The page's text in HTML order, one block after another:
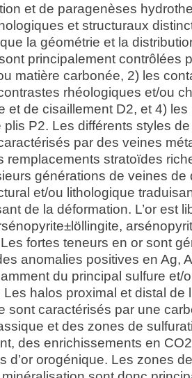
et de paragenèses
et structuraux
la géométrie et la
principalement contrôlées
matière carbonée, 2) les
rhéologiques et/ou
et de cisaillement D2, et 4)
plis P2. Les différents styles
par des veines
remplacements stratoïdes
générations de veines de
et/ou lithologique
de la déformation. L’or est
fortes teneurs en or sont
anomalies positives en Ag,
du principal sulfure et/
Les halos proximal et distal de
sont caractérisés par une
et des zones de
des enrichissements en
d’or orogénique. Les zones